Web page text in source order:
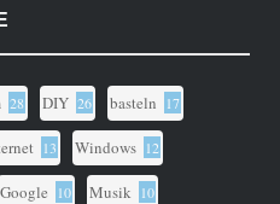
28 DIY 26 basteln 17
13 Windows 12
Google 10 Musik 10